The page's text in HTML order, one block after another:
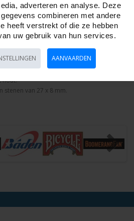
Bestellen
resolutie Details
hout.
stenen van 27 x 8 mm.
adverteren en analyse. Deze
combineren met andere
heeft verstrekt of die ze hebben
uw gebruik van hun services.
AANVAARDEN